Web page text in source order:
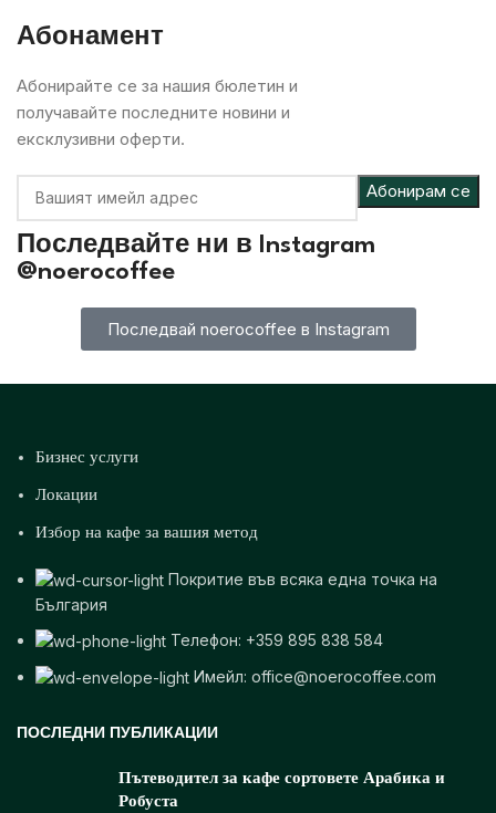
Абонамент
Абонирайте се за нашия бюлетин и
получавайте последните новини и
ексклузивни оферти.
Последвайте ни в
Instagram
@noerocoffee
Последвай noerocoffee в Instagram
Бизнес услуги
Локации
Избор на кафе за вашия метод
Покритие във всяка една точка на
България
Телефон: +359 895 838 584
Имейл: office@noerocoffee.com
ПОСЛЕДНИ ПУБЛИКАЦИИ
Пътеводител за кафе сортовете Арабика и
Робуста